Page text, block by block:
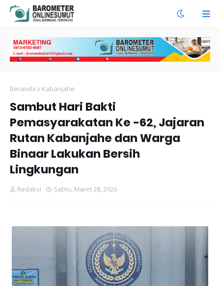
Beranda Kabanjahe
Sambut Hari Bakti
Pemasyarakatan Ke -62, Jajaran
Rutan Kabanjahe dan Warga
Binaar Lakukan Bersih
Lingkungan
Redaksi Sabtu, Maret 28, 2026